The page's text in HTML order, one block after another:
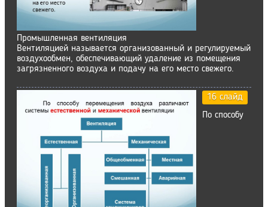
Промышленная вентиляция
Вентиляцией называется организованный и регулируемый
воздухообмен, обеспечивающий удаление из помещения
загрязненного воздуха и подачу на его место свежего.
16 слайд
По способу